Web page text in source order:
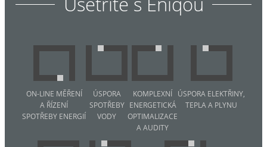
ON-LINE MĚŘENÍ
A ŘÍZENÍ
SPOTŘEBY ENERGIÍ
ÚSPORA
SPOTŘEBY
VODY
KOMPLEXNÍ
ENERGETICKÁ
OPTIMALIZACE
A AUDITY
ÚSPORA ELEKTŘINY,
TEPLA A PLYNU